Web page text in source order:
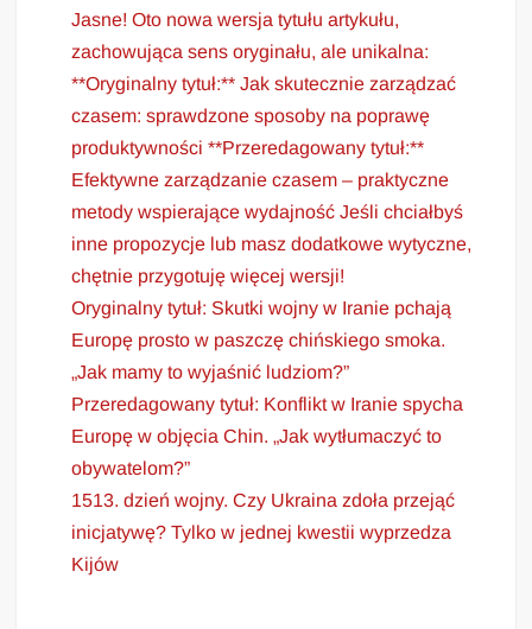
Jasne! Oto nowa wersja tytułu artykułu,
zachowująca sens oryginału, ale unikalna:
**Oryginalny tytuł:** Jak skutecznie zarządzać
czasem: sprawdzone sposoby na poprawę
produktywności **Przeredagowany tytuł:**
Efektywne zarządzanie czasem – praktyczne
metody wspierające wydajność Jeśli chciałbyś
inne propozycje lub masz dodatkowe wytyczne,
chętnie przygotuję więcej wersji!
Oryginalny tytuł: Skutki wojny w Iranie pchają
Europę prosto w paszczę chińskiego smoka.
„Jak mamy to wyjaśnić ludziom?”
Przeredagowany tytuł: Konflikt w Iranie spycha
Europę w objęcia Chin. „Jak wytłumaczyć to
obywatelom?”
1513. dzień wojny. Czy Ukraina zdoła przejąć
inicjatywę? Tylko w jednej kwestii wyprzedza
Kijów